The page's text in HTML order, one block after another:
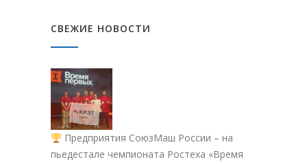
СВЕЖИЕ НОВОСТИ
Предприятия СоюзМаш России – на
пьедестале чемпионата Ростеха «Время